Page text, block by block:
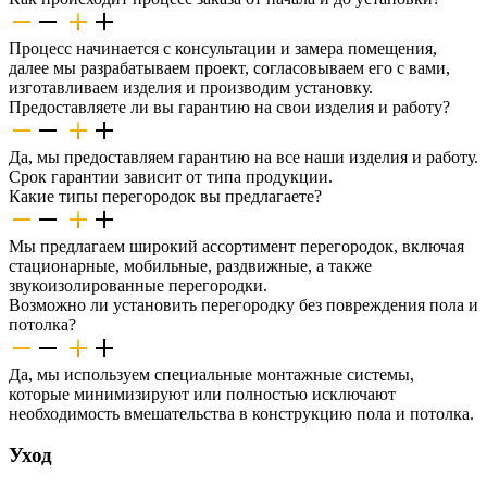
Процесс начинается с консультации и замера помещения,
далее мы разрабатываем проект, согласовываем его с вами,
изготавливаем изделия и производим установку.
Предоставляете ли вы гарантию на свои изделия и работу?
Да, мы предоставляем гарантию на все наши изделия и работу.
Срок гарантии зависит от типа продукции.
Какие типы перегородок вы предлагаете?
Мы предлагаем широкий ассортимент перегородок, включая
стационарные, мобильные, раздвижные, а также
звукоизолированные перегородки.
Возможно ли установить перегородку без повреждения пола и
потолка?
Да, мы используем специальные монтажные системы,
которые минимизируют или полностью исключают
необходимость вмешательства в конструкцию пола и потолка.
Уход